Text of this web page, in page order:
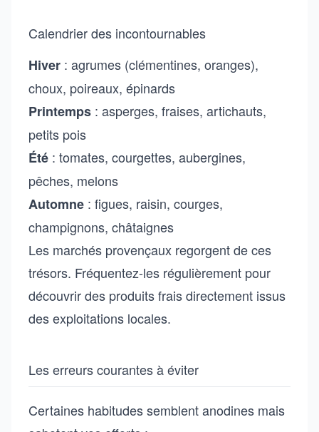
Calendrier des incontournables
Hiver : agrumes (clémentines, oranges),
choux, poireaux, épinards
Printemps : asperges, fraises, artichauts,
petits pois
Été : tomates, courgettes, aubergines,
pêches, melons
Automne : figues, raisin, courges,
champignons, châtaignes
Les marchés provençaux regorgent de ces
trésors. Fréquentez-les régulièrement pour
découvrir des produits frais directement issus
des exploitations locales.
Les erreurs courantes à éviter
Certaines habitudes semblent anodines mais